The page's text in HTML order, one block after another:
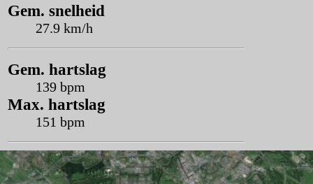
Gem. snelheid
27.9 km/h
Gem. hartslag
139 bpm
Max. hartslag
151 bpm